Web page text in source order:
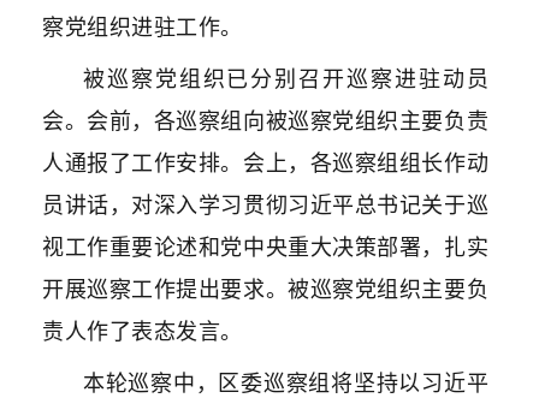
察党组织进驻工作。
被巡察党组织已分别召开巡察进驻动员
会。会前，各巡察组向被巡察党组织主要负责
人通报了工作安排。会上，各巡察组组长作动
员讲话，对深入学习贯彻习近平总书记关于巡
视工作重要论述和党中央重大决策部署，扎实
开展巡察工作提出要求。被巡察党组织主要负
责人作了表态发言。
本轮巡察中，区委巡察组将坚持以习近平